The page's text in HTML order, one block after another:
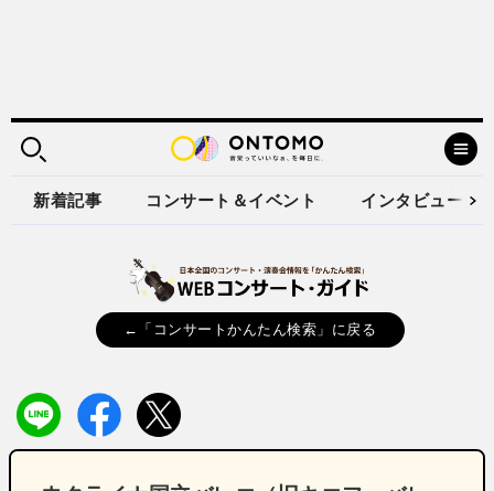
新着記事 コンサート＆イベント インタビュー
←「コンサートかんたん検索」に戻る